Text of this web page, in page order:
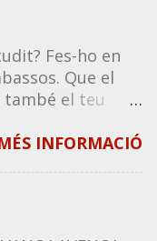
Fes-ho en
Que el
el teu
igual en castellà
la llengua. Per
INFORMACIÓ